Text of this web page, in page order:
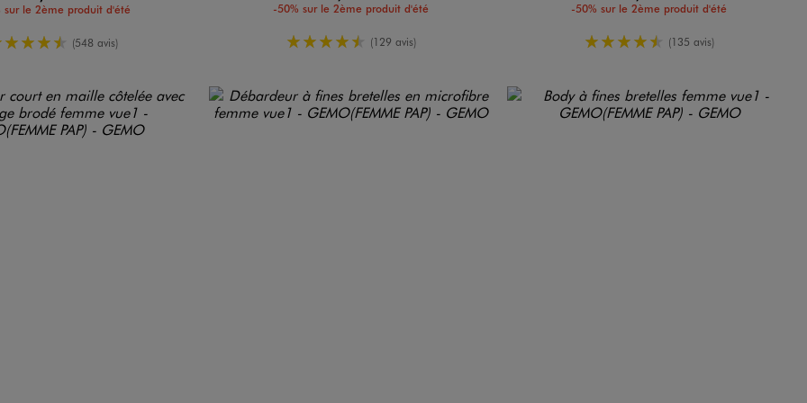
sur le 2ème produit d'été
4.5/5 de moyenne
(548 avis)
-50% sur le 2ème produit d'été
4.5/5 de moyenne
(129 avis)
-50% sur le 2ème produit d'été
4.5/5 de moyenne
(135 avis)